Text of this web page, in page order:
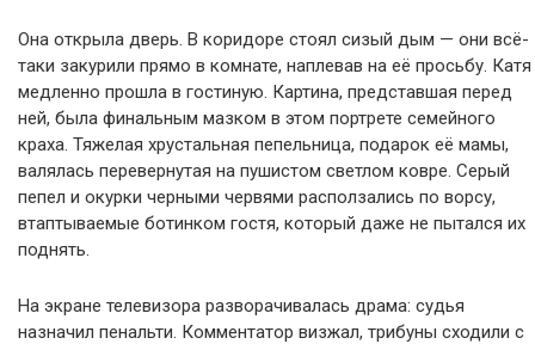
Она открыла дверь. В коридоре стоял сизый дым — они всё-
таки закурили прямо в комнате, наплевав на её просьбу. Катя
медленно прошла в гостиную. Картина, представшая перед
ней, была финальным мазком в этом портрете семейного
краха. Тяжелая хрустальная пепельница, подарок её мамы,
валялась перевернутая на пушистом светлом ковре. Серый
пепел и окурки черными червями расползались по ворсу,
втаптываемые ботинком гостя, который даже не пытался их
поднять.
На экране телевизора разворачивалась драма: судья
назначил пенальти. Комментатор визжал, трибуны сходили с